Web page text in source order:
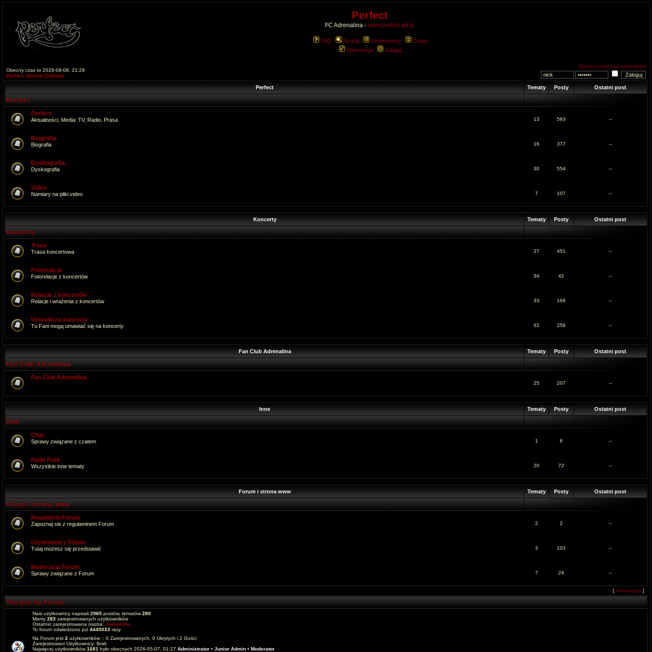
Perfect
FC Adrenalina - www.perfect.art.pl
FAQ Szukaj Użytkownicy
Grupy
Rejestracja
Zaloguj
Obecny czas to 2026-08-08, 21:29
Perfect Strona Główna
Zobacz posty bez odpowiedzi
Perfect Tematy Posty Ostatni post
Perfect
Perfect
Aktualności, Media: TV, Radio, Prasa 13 593 --
Biografia
Biografia 16 377 --
Dyskografia
Dyskografia 30 554 --
Video
Namiary na pliki video 7 107 --
Koncerty Tematy Posty Ostatni post
Koncerty
Trasa
Trasa koncertowa 27 451 --
Fotorelacje
Fotorelacje z koncertów 34 42 --
Relacje z koncertów
Relacje i wrażenia z koncertów 33 168 --
Ustawki na koncerty
Tu Fani mogą umawiać się na koncerty 62 259 --
Fan Club Adrenalina Tematy Posty Ostatni post
Fan Club Adrenalina
Fan Club Adrenalina
25 207 --
Inne Tematy Posty Ostatni post
Inne
Chat
Sprawy związane z czatem 1 6 --
Hyde Park
Wszystkie inne tematy 20 72 --
Forum i strona www Tematy Posty Ostatni post
Forum i strona www
Regulamin Forum
Zapoznaj sie z regulaminem Forum 2 2 --
Użytkownicy Forum
Tutaj możesz się przedstawić 3 103 --
Moderacja Forum
Sprawy związane z Forum 7 24 --
[ Preferencje ]
Kto jest na Forum
Nasi użytkownicy napisali 2965 postów, tematów280
Mamy 283 zarejestrowanych użytkowników
Ostatnio zarejestrowana osoba: JoesphVw
To forum odwiedzono już 4445033 razy
Na Forum jest 2 użytkowników :: 0 Zarejestrowanych, 0 Ukrytych i 2 Gości
Zarejestrowani Użytkownicy: Brak
Najwięcej użytkowników1681 było obecnych 2026-05-07, 01:27 Administrator • Junior Admin • Moderator